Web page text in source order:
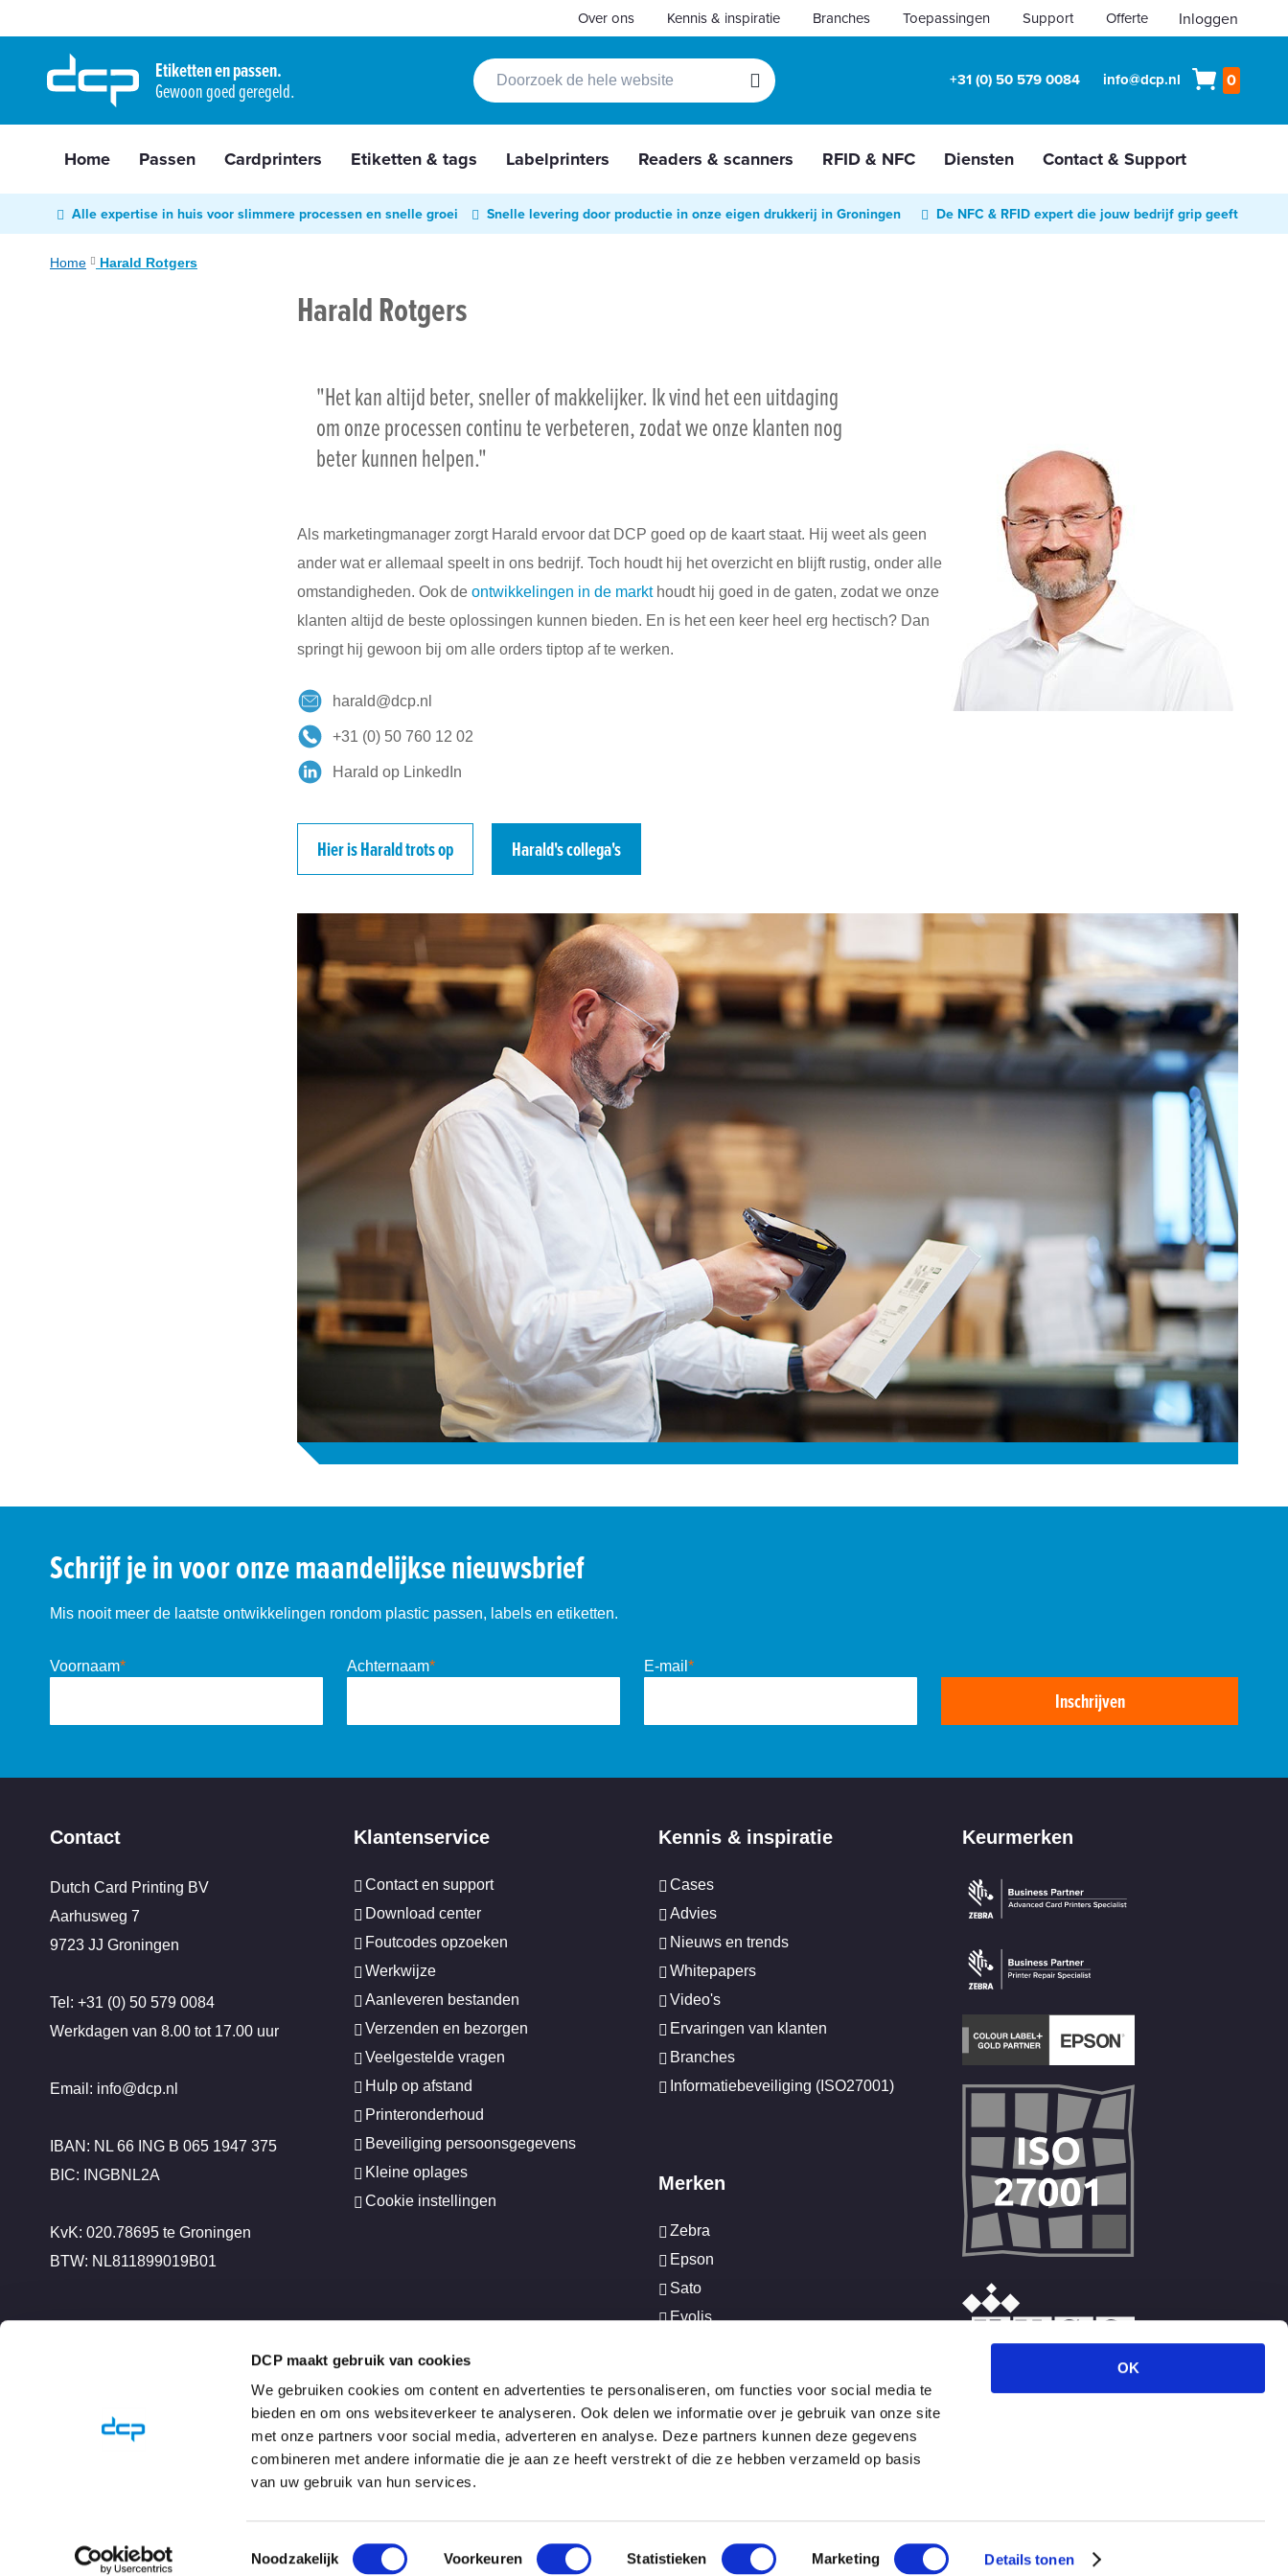
DCP maakt gebruik van cookies
We gebruiken cookies om content en advertenties te personaliseren, om functies voor social media te
bieden en om ons websiteverkeer te analyseren. Ook delen we informatie over je gebruik van onze site
met onze partners voor social media, adverteren en analyse. Deze partners kunnen deze gegevens
combineren met andere informatie die je aan ze heeft verstrekt of die ze hebben verzameld op basis
van uw gebruik van hun services.
Toestemmingsselectie
Noodzakelijk Voorkeuren Statistieken Marketing Details tonen
OK
naar
de
inhoud
Inloggen
Over ons Kennis & inspiratie Branches Toepassingen Support Offerte
Etiketten en passen.
Gewoon goed geregeld. Zoek
Zoek +31 (0) 50 579 0084 info@dcp.nl 0
Passen
Cardprinters
&
Readers
&
Home Passen Cardprinters Etiketten & tags Labelprinters Readers & scanners RFID & NFC Diensten Contact & Support
Alle expertise in huis voor slimmere processen en snelle groei Snelle levering door productie in onze eigen drukkerij in Groningen De NFC & RFID expert die jouw bedrijf grip geeft
Home Harald Rotgers
Harald Rotgers
"Het kan altijd beter, sneller of makkelijker. Ik vind het een uitdaging
om onze processen continu te verbeteren, zodat we onze klanten nog
beter kunnen helpen."
Als marketingmanager zorgt Harald ervoor dat DCP goed op de kaart staat. Hij weet als geen
ander wat er allemaal speelt in ons bedrijf. Toch houdt hij het overzicht en blijft rustig, onder alle
omstandigheden. Ook deontwikkelingen in de markthoudt hij goed in de gaten, zodat we onze
klanten altijd de beste oplossingen kunnen bieden. En is het een keer heel erg hectisch? Dan
springt hij gewoon bij om alle orders tiptop af te werken.
harald@dcp.nl
+31 (0) 50 760 12 02
Harald op LinkedIn
Hier is Harald trots op Harald's collega's
Schrijf je in voor onze maandelijkse nieuwsbrief
Mis nooit meer de laatste ontwikkelingen rondom plastic passen, labels en etiketten.
Voornaam* Achternaam* E-mail *
Inschrijven
Contact
Dutch Card Printing BV
Aarhusweg 7
9723 JJ Groningen
Tel: +31 (0) 50 579 0084
Werkdagen van 8.00 tot 17.00 uur
Email: info@dcp.nl
IBAN: NL 66 ING B 065 1947 375
BIC: INGBNL2A
KvK: 020.78695 te Groningen
BTW: NL811899019B01
Klantenservice
Contact en support
Download center
Foutcodes opzoeken
Werkwijze
Aanleveren bestanden
Verzenden en bezorgen
Veelgestelde vragen
Hulp op afstand
Printeronderhoud
Beveiliging persoonsgegevens
Kleine oplages
Cookie instellingen
Kennis & inspiratie
Cases
Advies
Nieuws en trends
Whitepapers
Video's
Ervaringen van klanten
Branches
Informatiebeveiliging (ISO27001)
Merken
Zebra
Epson
Sato
Evolis
NiceLabel
Keurmerken
sitemap